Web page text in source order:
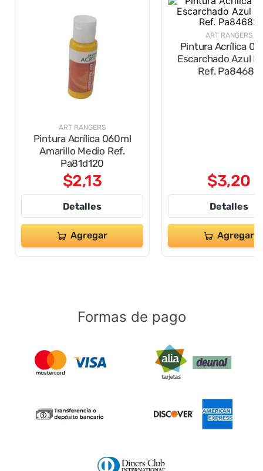
ART RANGERS
Pintura Acrílica 060ml
Amarillo Medio Ref.
Pa81d120
$2,13
Detalles
Agregar
$3,20
Detalles
Agregar
Formas de pago